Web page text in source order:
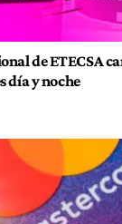
de ETECSA
día y noche